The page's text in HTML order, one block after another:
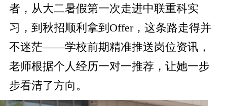
者，从大二暑假第一次走进中联重科实
习，到秋招顺利拿到Offer，这条路走得并
不迷茫——学校前期精准推送岗位资讯，
老师根据个人经历一对一推荐，让她一步
步看清了方向。